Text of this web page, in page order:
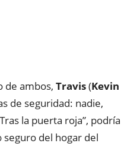
de ambos, Travis(Kevin
de seguridad: nadie,
la puerta roja”, podría
seguro del hogar del